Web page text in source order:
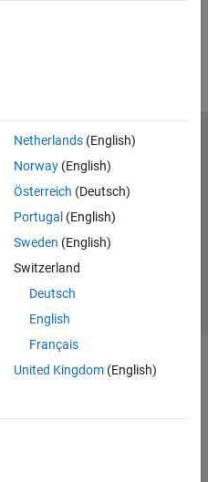
Netherlands(English)
Norway(English)
Österreich (Deutsch)
Portugal (English)
Sweden (English)
Switzerland
Deutsch
English
Français
United Kingdom(English)
comerciales
Estado de las aplicaciones